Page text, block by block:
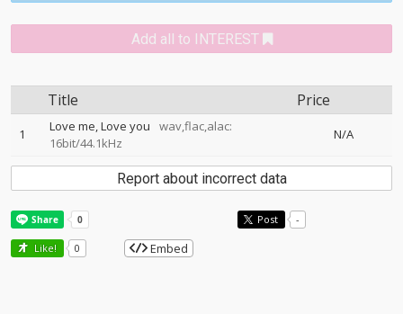
Add all to INTEREST
Title Price
1 Love me, Love you
wav,flac,alac:
16bit/44.1kHz
N/A
Report about incorrect data
Post -
Like! 0 Embed